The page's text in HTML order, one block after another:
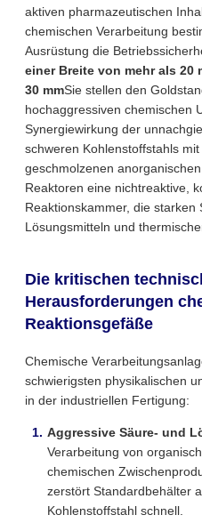
aktiven pharmazeutischen
chemischen Verarbeitung
Ausrüstung die
einer Breite von mehr als 20
30 mmSie stellen den
hochaggressiven chemischen
Synergiewirkung der
schweren Kohlenstoffstahls
geschmolzenen
Reaktoren eine nichtreaktive,
Reaktionskammer, die starken
Lösungsmitteln und
Die kritischen
Herausforderungen
Reaktionsgefäße
Chemische
schwierigsten physikalischen
in der industriellen Fertigung:
Aggressive Säure- und
Verarbeitung von
chemischen
zerstört Standardbehälter
Kohlenstoffstahl schnell.